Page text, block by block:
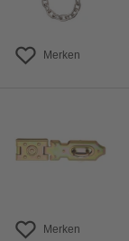
Merken
Merken